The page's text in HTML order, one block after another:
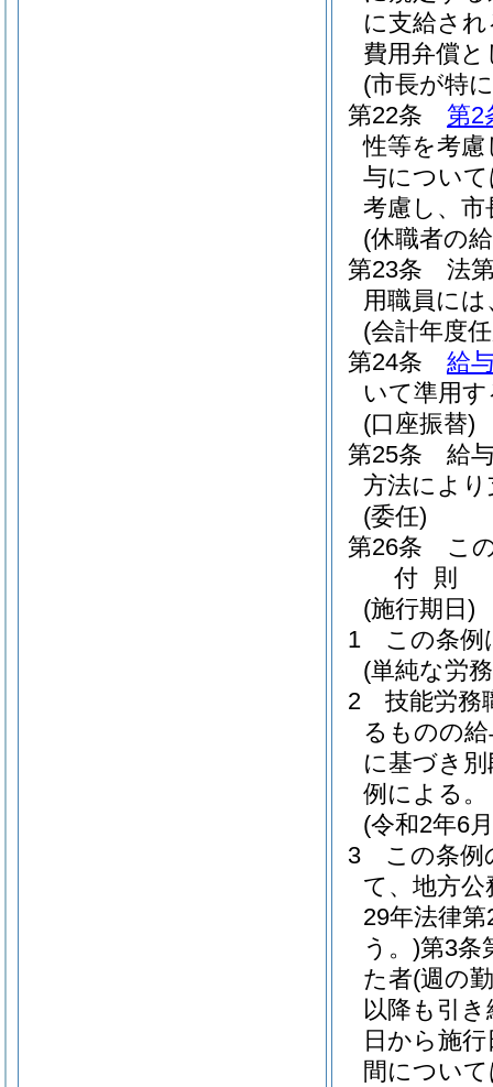
に支給さ
費用弁償
(市長が特
第22条
第2
性等を考
与につい
考慮し、
(休職者の
第23条
法
用職員に
(会計年度
第24条
給
いて準用
(口座振替)
第25条
給
方法によ
(委任)
第26条
こ
付 則
(施行期日)
1
この条例
(単純な労
2
技能労務
るものの
に基づき
例による。
(令和2年6
3
この条例
て、地方
29年法律第
う。)第3条
た者(週の
以降も引
日から施
間につい